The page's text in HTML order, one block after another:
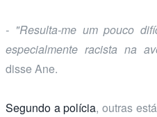
- "Resulta-me um pouco
especialmente racista na
disse Ane.
Segundo a polícia, outras